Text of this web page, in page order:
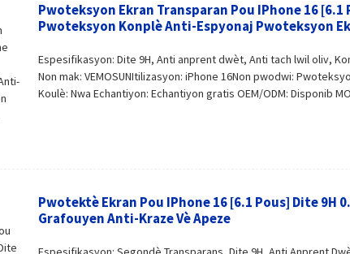
Pwoteksyon Ekran Transparan Pou IPhone 16 [6.1
Pwoteksyon Konplè Anti-Espyonaj Pwoteksyon
Espesifikasyon: Dite 9H, Anti anprent dwèt, Anti tach lwil oliv,
Non mak: VEMOSUNItilizasyon: iPhone 16Non pwodwi:
Koulè: Nwa Echantiyon: Echantiyon gratis OEM/ODM: Disponib
Pwotektè Ekran Pou IPhone 16 [6.1 Pous] Dite 9H
Grafouyen Anti-Kraze Vè Apeze